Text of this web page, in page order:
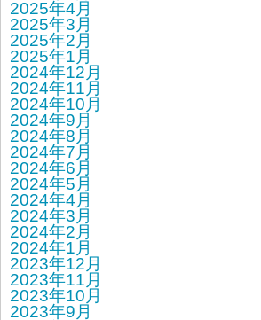
2025年4月
2025年3月
2025年2月
2025年1月
2024年12月
2024年11月
2024年10月
2024年9月
2024年8月
2024年7月
2024年6月
2024年5月
2024年4月
2024年3月
2024年2月
2024年1月
2023年12月
2023年11月
2023年10月
2023年9月